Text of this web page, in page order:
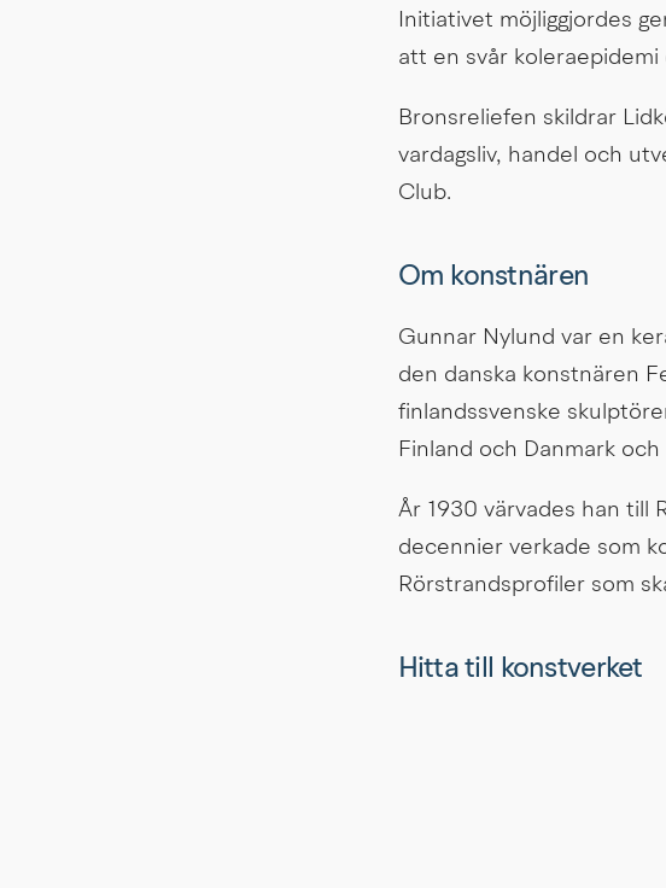
Initiativet möjliggjordes
att en svår
Bronsreliefen skildrar
vardagsliv, handel och
Club.
Om konstnären
Gunnar Nylund var en
den danska konstnären
finlandssvenske
Finland och Danmark
År 1930 värvades han till
decennier verkade som
Rörstrandsprofiler som
Hitta till konstverket